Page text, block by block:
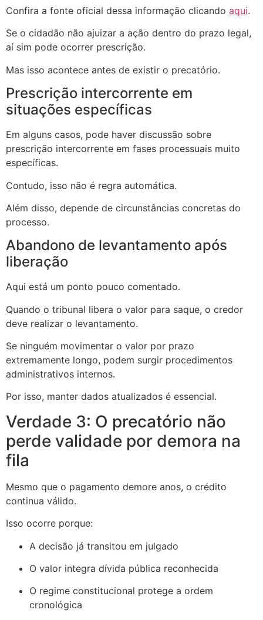
Confira a fonte oficial dessa informação clicando aqui.
Se o cidadão não ajuizar a ação dentro do prazo legal,
aí sim pode ocorrer prescrição.
Mas isso acontece antes de existir o precatório.
Prescrição intercorrente em
situações específicas
Em alguns casos, pode haver discussão sobre
prescrição intercorrente em fases processuais muito
específicas.
Contudo, isso não é regra automática.
Além disso, depende de circunstâncias concretas do
processo.
Abandono de levantamento após
liberação
Aqui está um ponto pouco comentado.
Quando o tribunal libera o valor para saque, o credor
deve realizar o levantamento.
Se ninguém movimentar o valor por prazo
extremamente longo, podem surgir procedimentos
administrativos internos.
Por isso, manter dados atualizados é essencial.
Verdade 3: O precatório não
perde validade por demora na
fila
Mesmo que o pagamento demore anos, o crédito
continua válido.
Isso ocorre porque:
A decisão já transitou em julgado
O valor integra dívida pública reconhecida
O regime constitucional protege a ordem
cronológica